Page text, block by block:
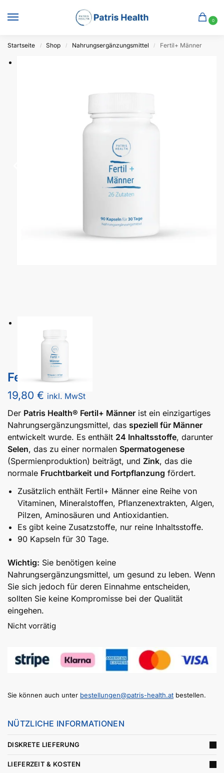
0
Startseite / Shop / Nahrungsergänzungsmittel / Fertil+ Männer
Fertil+ Männer
19,80 € inkl. MwSt
Der Patris Health® Fertil+ Männer ist ein einzigartiges
Nahrungsergänzungsmittel, das speziell für Männer
entwickelt wurde. Es enthält 24 Inhaltsstoffe, darunter
Selen, das zu einer normalen Spermatogenese
(Spermienproduktion) beiträgt, und Zink, das die
normale Fruchtbarkeit und Fortpflanzung fördert.
Zusätzlich enthält Fertil+ Männer eine Reihe von
Vitaminen, Mineralstoffen, Pflanzenextrakten, Algen,
Pilzen, Aminosäuren und Antioxidantien.
Es gibt keine Zusatzstoffe, nur reine Inhaltsstoffe.
90 Kapseln für 30 Tage.
Wichtig: Sie benötigen keine
Nahrungsergänzungsmittel, um gesund zu leben. Wenn
Sie sich jedoch für deren Einnahme entscheiden,
sollten Sie keine Kompromisse bei der Qualität
eingehen.
Nicht vorrätig
Sie können auch unter bestellungen@patris-health.at bestellen.
NÜTZLICHE INFORMATIONEN
DISKRETE LIEFERUNG
LIEFERZEIT & KOSTEN